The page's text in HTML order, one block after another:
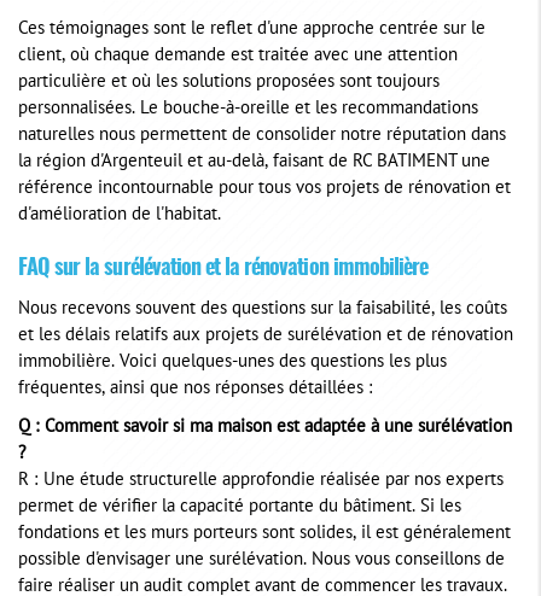
Ces témoignages sont le reflet d'une approche centrée sur le
client, où chaque demande est traitée avec une attention
particulière et où les solutions proposées sont toujours
personnalisées. Le bouche-à-oreille et les recommandations
naturelles nous permettent de consolider notre réputation dans
la région d'Argenteuil et au-delà, faisant de RC BATIMENT une
référence incontournable pour tous vos projets de rénovation et
d'amélioration de l'habitat.
FAQ sur la surélévation et la rénovation immobilière
Nous recevons souvent des questions sur la faisabilité, les coûts
et les délais relatifs aux projets de surélévation et de rénovation
immobilière. Voici quelques-unes des questions les plus
fréquentes, ainsi que nos réponses détaillées :
Q : Comment savoir si ma maison est adaptée à une surélévation
?
R : Une étude structurelle approfondie réalisée par nos experts
permet de vérifier la capacité portante du bâtiment. Si les
fondations et les murs porteurs sont solides, il est généralement
possible d'envisager une surélévation. Nous vous conseillons de
faire réaliser un audit complet avant de commencer les travaux.